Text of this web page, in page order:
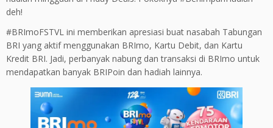
deh!
#BRImoFSTVL ini memberikan apresiasi buat nasabah Tabungan
BRI yang aktif menggunakan BRImo, Kartu Debit, dan Kartu
Kredit BRI. Jadi, perbanyak nabung dan transaksi di BRImo untuk
mendapatkan banyak BRIPoin dan hadiah lainnya.